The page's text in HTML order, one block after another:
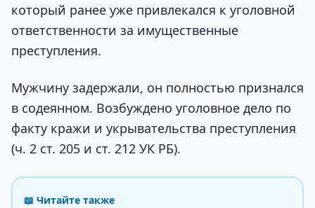
который ранее уже привлекался к уголовной
ответственности за имущественные
преступления.
Мужчину задержали, он полностью признался
в содеянном. Возбуждено уголовное дело по
факту кражи и укрывательства преступления
(ч. 2 ст. 205 и ст. 212 УК РБ).
📖 Читайте также